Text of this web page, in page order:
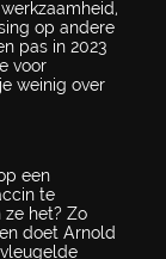
op andere
pas in 2023
voor
weinig over
een
te
het? Zo
doet Arnold